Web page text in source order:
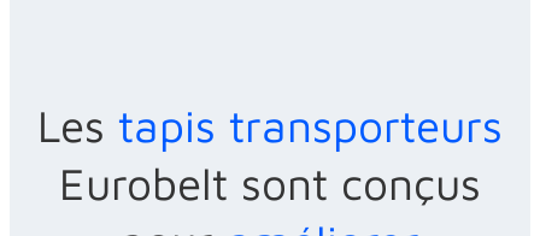
Les tapis transporteurs
Eurobelt sont conçus